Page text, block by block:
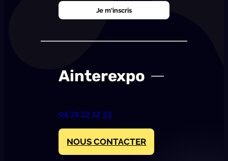
Ainterexpo
04 74 22 12 33
NOUS CONTACTER